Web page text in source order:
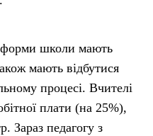
школи мають
мають відбутися
процесі. Вчителі
плати (на 25%),
Зараз педагогу з